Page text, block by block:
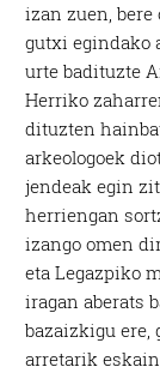
izan zuen,
gutxi egindako
urte badituzte
Herriko
dituzten
arkeologoek
jendeak egin
herriengan
izango omen
eta Legazpiko
iragan aberats
bazaizkigu ere,
arretarik